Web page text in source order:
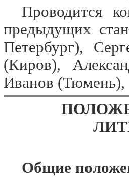
Проводится
предыдущих
Петербург),
(Киров),
Иванов (Тюмень),
Общие